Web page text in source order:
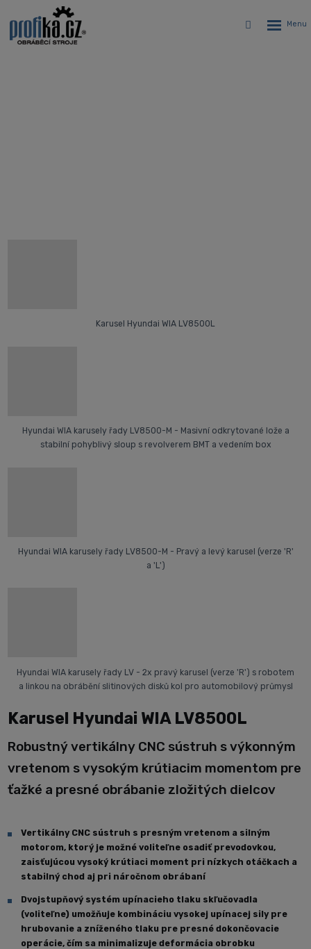
Vyhledávání
Karusel Hyundai WIA LV8500L
Hyundai WIA karusely řady LV8500-M - Masivní odkrytované lože a
stabilní pohyblivý sloup s revolverem BMT a vedením box
Hyundai WIA karusely řady LV8500-M - Pravý a levý karusel (verze 'R'
a 'L')
Hyundai WIA karusely řady LV - 2x pravý karusel (verze 'R') s robotem
a linkou na obrábění slitinových disků kol pro automobilový průmysl
Karusel Hyundai WIA LV8500L
Robustný vertikálny CNC sústruh s výkonným
vretenom s vysokým krútiacim momentom pre
ťažké a presné obrábanie zložitých dielcov
Vertikálny CNC sústruh s presným vretenom a silným
motorom, ktorý je možné voliteľne osadiť prevodovkou,
zaisťujúcou vysoký krútiaci moment pri nízkych otáčkach a
stabilný chod aj pri náročnom obrábaní
Dvojstupňový systém upínacieho tlaku skľučovadla
(voliteľne) umožňuje kombináciu vysokej upínacej sily pre
hrubovanie a zníženého tlaku pre presné dokončovacie
operácie, čím sa minimalizuje deformácia obrobku